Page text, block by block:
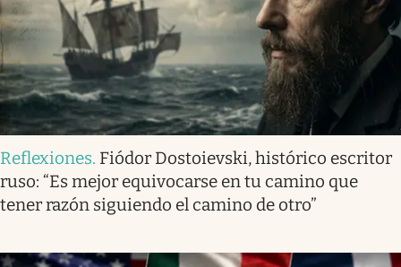
Reflexiones. Fiódor Dostoievski, histórico escritor
ruso: “Es mejor equivocarse en tu camino que
tener razón siguiendo el camino de otro”